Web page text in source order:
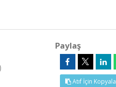
Paylaş
Atıf İçin Kopyala